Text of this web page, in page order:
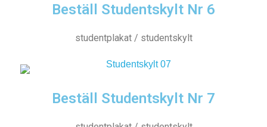
Beställ Studentskylt Nr 6
studentplakat / studentskylt
Beställ Studentskylt Nr 7